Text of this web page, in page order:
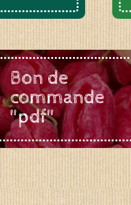
Bon de
commande
"pdf"